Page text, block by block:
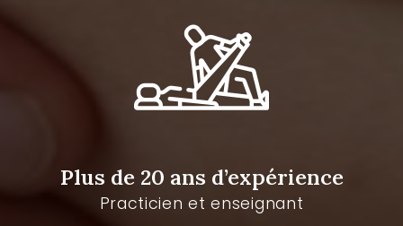
Plus de 20 ans d’expérience
Practicien et enseignant